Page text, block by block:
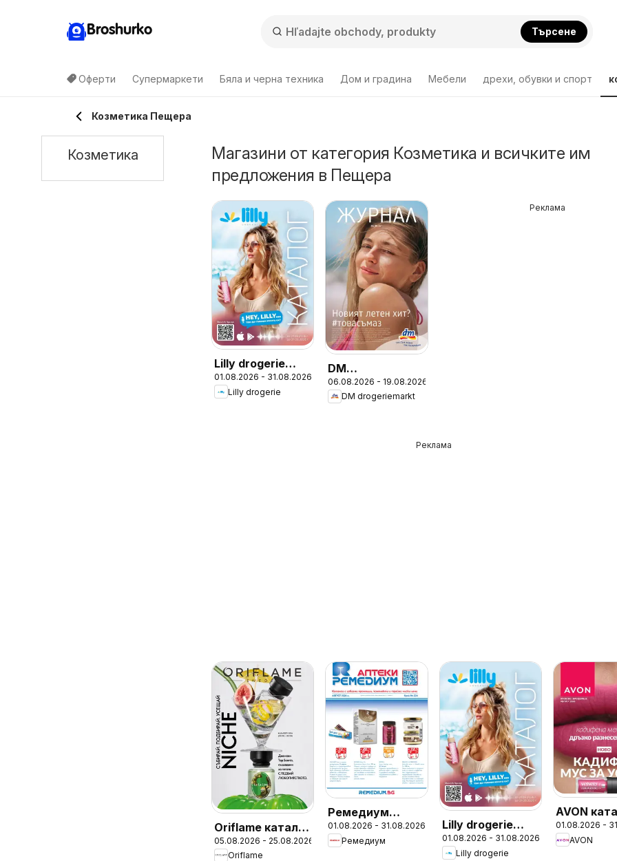
Broshurko Търсене
Оферти Супермаркети Бяла и черна техника Дом и градина Мебели дрехи, обувки и спорт
Козметика Пещера
Магазини от категория Козметика и всичките им
предложения в Пещера
Lilly drogerie
брошура -
Предложения
01.08.2026 - 31.08.2026
Lilly drogerie
DM
drogeriemarkt
брошура
06.08.2026 - 19.08.2026
DM drogeriemarkt
Реклама
Реклама
Oriflame каталог
11
05.08.2026 - 25.08.2026
Oriflame
Ремедиум
брошура
01.08.2026 - 31.08.2026
Ремедиум
Lilly drogerie
каталог 08
01.08.2026 - 31.08.2026
Lilly drogerie
AVON
08
01.08.2026 -
AVON
Козметика